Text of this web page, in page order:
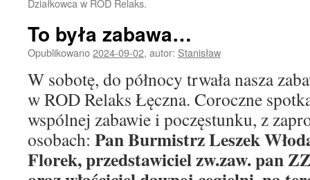
Działkowca w ROD Relaks.
To była zabawa…
Opublikowano2024-09-02, autor: Stanisław
W sobotę, do północy trwała nasza
w ROD Relaks Łęczna. Coroczne
wspólnej zabawie i poczęstunku, z
osobach: Pan Burmistrz Leszek
Florek, przedstawiciel zw.zaw. pan